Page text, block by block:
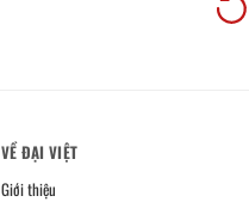
VỀ ĐẠI VIỆT
Giới thiệu